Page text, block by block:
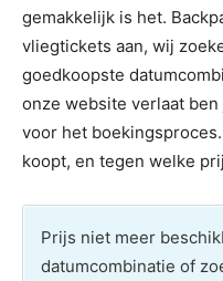
gemakkelijk is het.
vliegtickets aan, wij
goedkoopste
onze website verlaat
voor het
koopt, en tegen welke
Prijs niet meer
datumcombinatie of